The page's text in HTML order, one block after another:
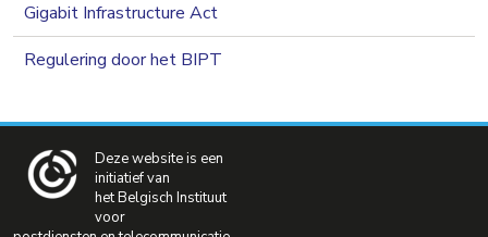
Gigabit Infrastructure Act
Regulering door het BIPT
Deze website is een
initiatief van
het Belgisch Instituut
voor